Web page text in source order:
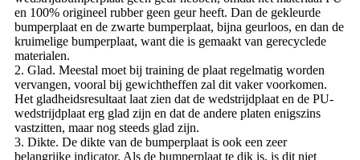
en 100% origineel rubber geen geur heeft. Dan de gekleurde
bumperplaat en de zwarte bumperplaat, bijna geurloos, en dan de
kruimelige bumperplaat, want die is gemaakt van gerecyclede
materialen.
2. Glad. Meestal moet bij training de plaat regelmatig worden
vervangen, vooral bij gewichtheffen zal dit vaker voorkomen.
Het gladheidsresultaat laat zien dat de wedstrijdplaat en de PU-
wedstrijdplaat erg glad zijn en dat de andere platen enigszins
vastzitten, maar nog steeds glad zijn.
3. Dikte. De dikte van de bumperplaat is ook een zeer
belangrijke indicator. Als de bumperplaat te dik is, is dit niet